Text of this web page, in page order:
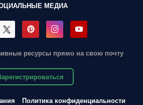
МЕДИА
ресурсы прямо на свою почту
Политика конфиденциальности